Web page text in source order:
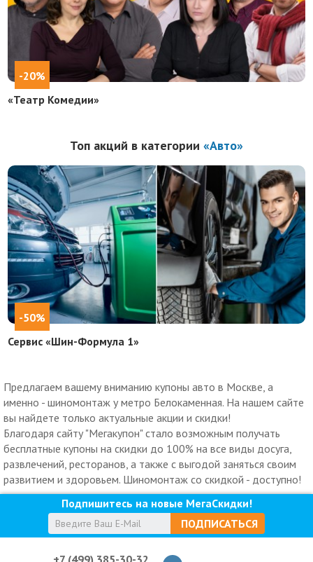
-20%
«Театр Комедии»
Топ акций в категории «Авто»
-50%
Сервис «Шин-Формула 1»
Предлагаем вашему вниманию купоны авто в Москве, а
именно - шиномонтаж у метро Белокаменная. На нашем сайте
вы найдете только актуальные акции и скидки!
Благодаря сайту "Мегакупон" стало возможным получать
бесплатные купоны на скидки до 100% на все виды досуга,
развлечений, ресторанов, а также с выгодой заняться своим
развитием и здоровьем. Шиномонтаж со скидкой - доступно!
Подпишитесь на новые МегаСкидки!
ПОДПИСАТЬСЯ